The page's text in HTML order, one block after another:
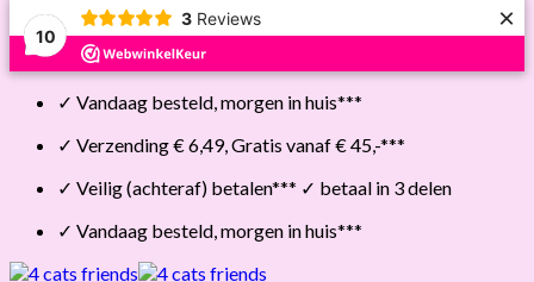
10
3 Reviews ×
Skip
✓ Vandaag besteld, morgen in huis***
✓ Verzending € 6,49, Gratis vanaf € 45,-***
✓ Veilig (achteraf) betalen*** ✓ betaal in 3 delen
✓ Vandaag besteld, morgen in huis***